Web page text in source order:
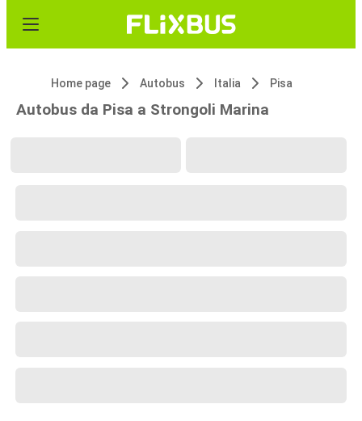
Home page Autobus Italia Pisa
Autobus da Pisa a Strongoli Marina